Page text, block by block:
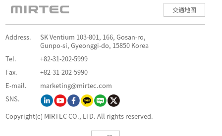
交通地图
Address.
SK Ventium 103-801, 166, Gosan-ro,
Gunpo-si, Gyeonggi-do, 15850 Korea
Tel.
+82-31-202-5999
Fax.
+82-31-202-5990
E-mail.
marketing@mirtec.com
SNS.
Copyright(c) MIRTEC CO., LTD. All rights reserved.